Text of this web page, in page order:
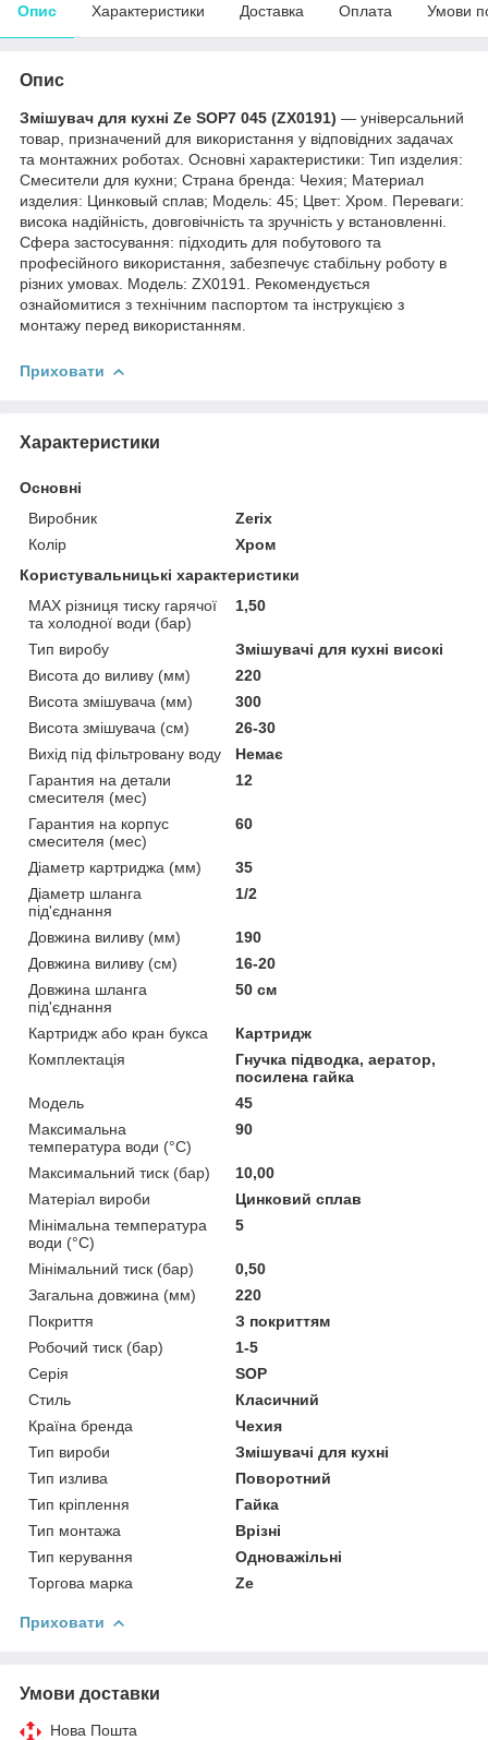
Опис Характеристики Доставка Оплата Умови
Опис
Змішувач для кухні Ze SOP7 045 (ZX0191) — універсальний
товар, призначений для використання у відповідних задачах
та монтажних роботах. Основні характеристики: Тип изделия:
Смесители для кухни; Страна бренда: Чехия; Материал
изделия: Цинковый сплав; Мoдель: 45; Цвет: Хром. Переваги:
висока надійність, довговічність та зручність у встановленні.
Сфера застосування: підходить для побутового та
професійного використання, забезпечує стабільну роботу в
різних умовах. Модель: ZX0191. Рекомендується
ознайомитися з технічним паспортом та інструкцією з
монтажу перед використанням.
Приховати
Характеристики
Основні
Виробник
Zerix
Колір
Хром
Користувальницькі характеристики
MAX різниця тиску гарячої
та холодної води (бар)
1,50
Тип виробу
Змішувачі для кухні високі
Висота до виливу (мм)
220
Висота змішувача (мм)
300
Висота змішувача (см)
26-30
Вихід під фільтровану воду
Немає
Гарантия на детали
смесителя (мес)
12
Гарантия на корпус
смесителя (мес)
60
Діаметр картриджа (мм)
35
Діаметр шланга
під'єднання
1/2
Довжина виливу (мм)
190
Довжина виливу (см)
16-20
Довжина шланга
під'єднання
50 см
Картридж або кран букса
Картридж
Комплектація
Гнучка підводка, аератор,
посилена гайка
Мoдель
45
Максимальна
температура води (°C)
90
Максимальний тиск (бар)
10,00
Матеріал вироби
Цинковий сплав
Мінімальна температура
води (°C)
5
Мінімальний тиск (бар)
0,50
Загальна довжина (мм)
220
Покриття
З покриттям
Робочий тиск (бар)
1-5
Серія
SOP
Стиль
Класичний
Країна бренда
Чехия
Тип вироби
Змішувачі для кухні
Тип излива
Поворотний
Тип кріплення
Гайка
Тип монтажа
Врізні
Тип керування
Одноважільні
Торгова марка
Ze
Приховати
Умови доставки
Нова Пошта